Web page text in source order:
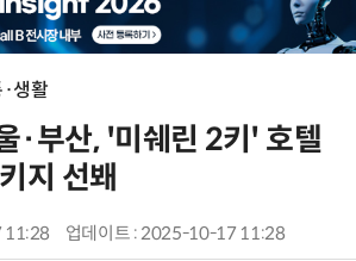
생활
·부산, '미쉐린 2키' 호텔
지 선봬
11:28 업데이트 : 2025-10-17 11:28